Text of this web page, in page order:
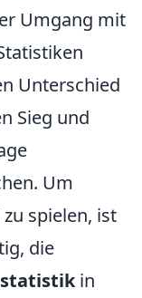
Umgang mit
Unterschied
Sieg und
Um
spielen, ist
die
in